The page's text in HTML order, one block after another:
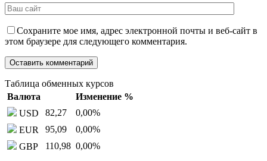
Сохраните мое имя, адрес электронной почты и веб-сайт в
этом браузере для следующего комментария.
Таблица обменных курсов
Валюта
Изменение %
USD
82,27 0,00%
EUR
95,09 0,00%
GBP
110,98 0,00%